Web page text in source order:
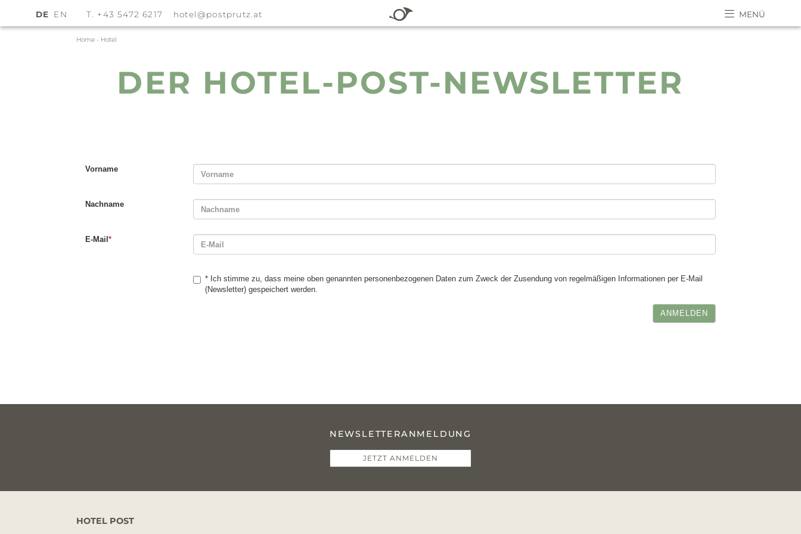
DE EN T. +43 5472 6217 hotel@postprutz. at MENÜ
Home - Hotel
DER HOTEL-POST-NEWSLETTER
Vorname
Nachname
E-Mail *
* Ich stimme zu, dass meine oben genannten personenbezogenen Daten zum Zweck der Zusendung von regelmäßigen Informationen per E-Mail
(Newsletter) gespeichert werden.
ANMELDEN
NEWSLETTERANMELDUNG
JETZT ANMELDEN
HOTEL POST